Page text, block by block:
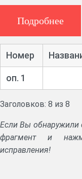
Подробнее
Номер
оп. 1
Заголовков: 8 из 8
Если Вы обнаружили
фрагмент и
исправления!